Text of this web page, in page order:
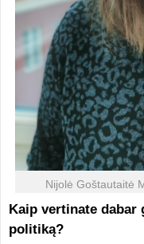
Nijolė Goštautaitė
Kaip vertinate
politiką?